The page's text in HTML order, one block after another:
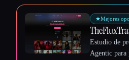
★Mejores
Estudio de
Agentic para